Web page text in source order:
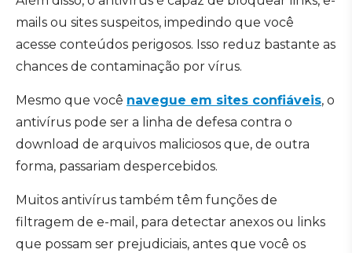
mails ou sites suspeitos, impedindo que você
acesse conteúdos perigosos. Isso reduz bastante as
chances de contaminação por vírus.
Mesmo que você navegue em sites confiáveis, o
antivírus pode ser a linha de defesa contra o
download de arquivos maliciosos que, de outra
forma, passariam despercebidos.
Muitos antivírus também têm funções de
filtragem de e-mail, para detectar anexos ou links
que possam ser prejudiciais, antes que você os